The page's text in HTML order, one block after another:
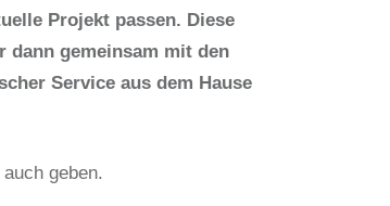
Projekt passen. Diese
dann gemeinsam mit den
Service aus dem Hause
geben.